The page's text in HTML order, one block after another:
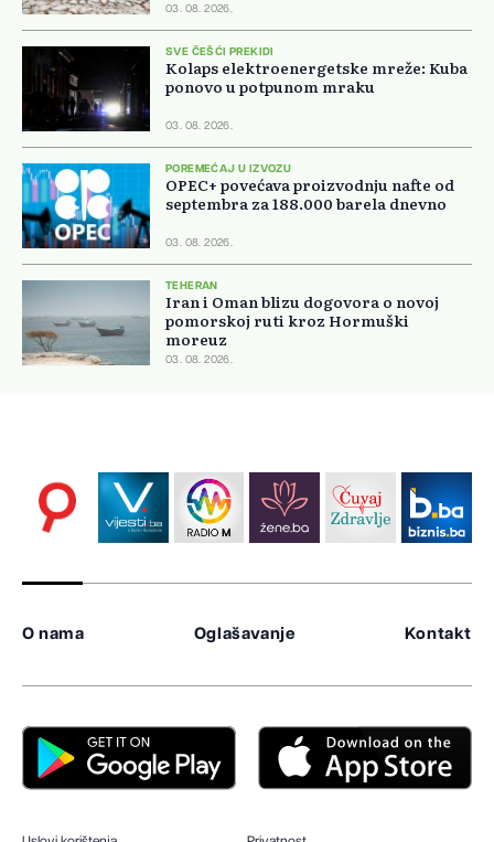
03. 08. 2026.
SVE ČEŠĆI PREKIDI
Kolaps elektroenergetske mreže: Kuba
ponovo u potpunom mraku
03. 08. 2026.
POREMEĆAJ U IZVOZU
OPEC+ povećava proizvodnju nafte od
septembra za 188.000 barela dnevno
03. 08. 2026.
TEHERAN
Iran i Oman blizu dogovora o novoj
pomorskoj ruti kroz Hormuški
moreuz
03. 08. 2026.
O nama Oglašavanje Kontakt